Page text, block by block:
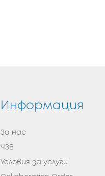
Информация
За нас
ЧЗВ
Условия за услуги